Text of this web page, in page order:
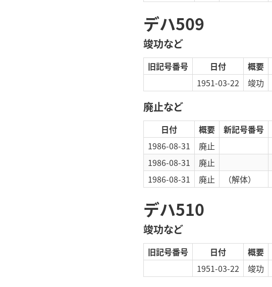
デハ509
竣功など
旧記号番号 日付 概要
1951-03-22
竣功
廃止など
日付 概要 新記号番号
1986-08-31
廃止
1986-08-31
廃止
1986-08-31
廃止 （解体）
デハ510
竣功など
旧記号番号 日付 概要
1951-03-22
竣功